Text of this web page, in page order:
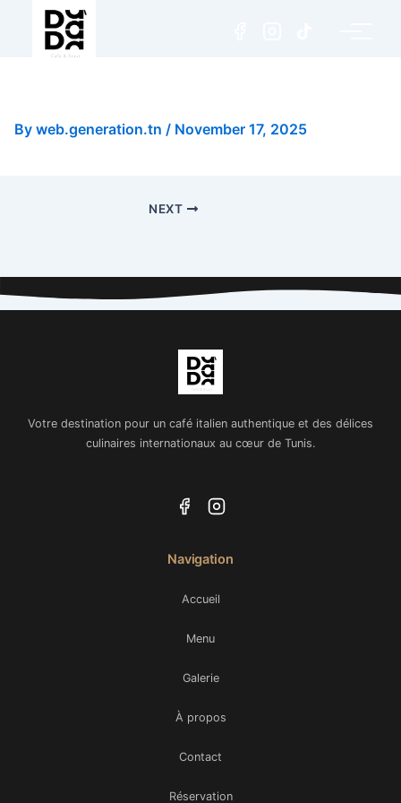
By web.generation.tn / November 17, 2025
NEXT
Votre destination pour un café italien authentique et des délices
culinaires internationaux au cœur de Tunis.
Navigation
Accueil
Menu
Galerie
À propos
Contact
Réservation